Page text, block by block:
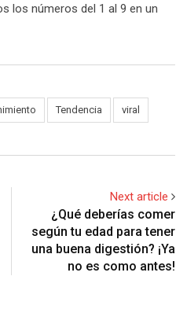
los números del 1 al 9 en un
Tendencia viral
Next article
¿Qué deberías comer
según tu edad para tener
una buena digestión? ¡Ya
no es como antes!